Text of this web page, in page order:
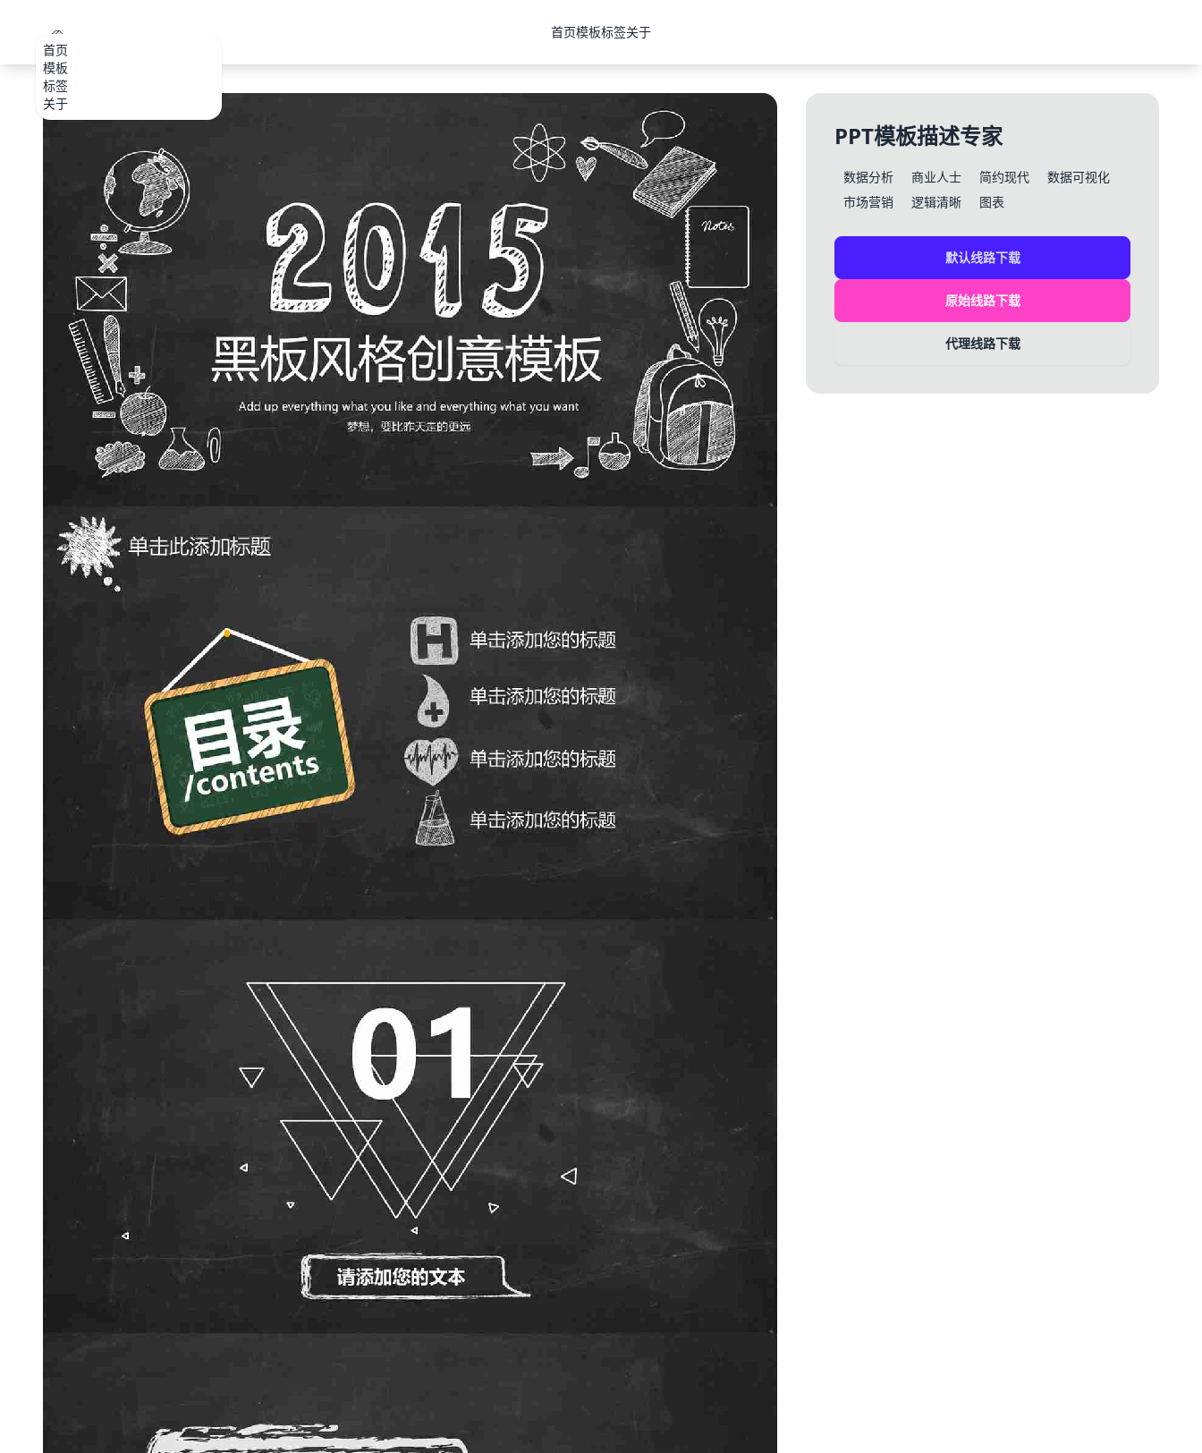
首页
模板
标签
关于
首页模板标签关于
PPT模板描述专家
数据分析 商业人士 简约现代
数据可视化
市场营销
逻辑清晰 图表
默认线路下载
原始线路下载
代理线路下载
如果关注公众号就更好了